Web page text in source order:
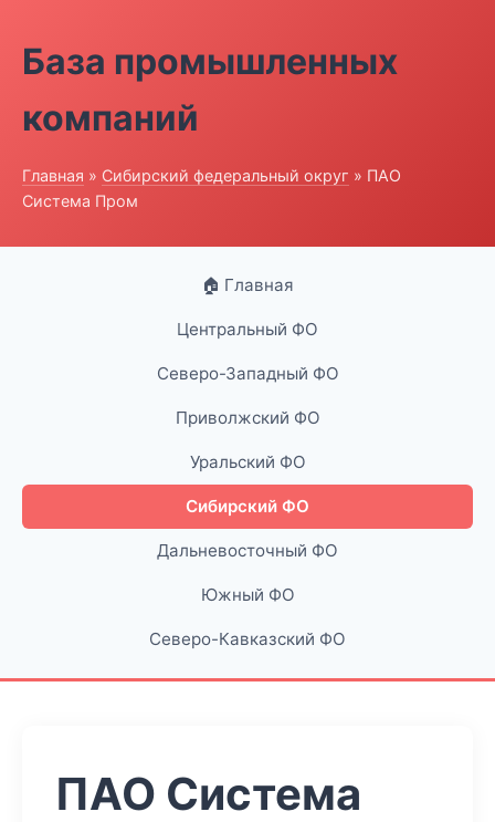
База промышленных
компаний
Главная » Сибирский федеральный округ » ПАО
Система Пром
🏠 Главная
Центральный ФО
Северо-Западный ФО
Приволжский ФО
Уральский ФО
Сибирский ФО
Дальневосточный ФО
Южный ФО
Северо-Кавказский ФО
ПАО Система